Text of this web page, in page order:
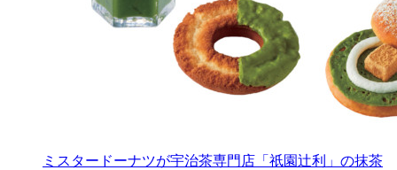
ミスタードーナツが宇治茶専門店「祇園辻利」の抹茶